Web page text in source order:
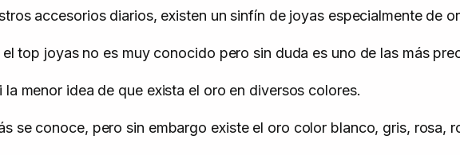
accesorios diarios, existen un sinfín de joyas especialmente de
top joyas no es muy conocido pero sin duda es uno de las más
menor idea de que exista el oro en diversos colores.
se conoce, pero sin embargo existe el oro color blanco, gris, rosa,